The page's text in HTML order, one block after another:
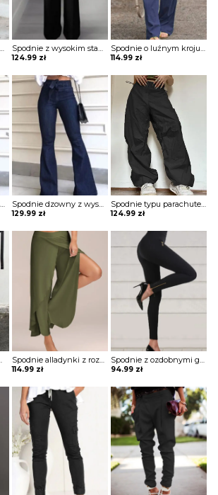
Spodnie z przewiewnego materiału ze ściągaczami Spodnie z wysokim stanem z rozszerzaną nogawką
124.99 zł
Spodnie o luźnym kroju wiązane w pasie
114.99 zł
Spodnie dzowny z wysokim stanem i wiązaniem w pasie Spodnie dzowny z wysokim stanem i wiązaniem w pasie
129.99 zł
Spodnie typu parachute z troczkami
124.99 zł
z nadrukiem Spodnie alladynki z rozcięciami
114.99 zł
Spodnie z ozdobnymi guzikami w pasie
94.99 zł